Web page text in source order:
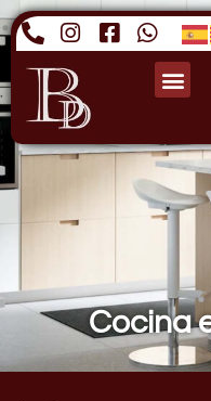
Cocina